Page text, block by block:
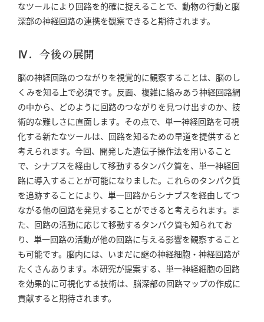
なツールにより回路を的確に捉えることで、動物の行動と脳
深部の神経回路の連携を観察できると期待されます。
Ⅳ．今後の展開
脳の神経回路のつながりを視覚的に観察することは、脳のし
くみを知る上で必須です。反面、複雑に絡みあう神経回路網
の中から、どのように回路のつながりを見つけ出すのか、技
術的な難しさに直面します。その点で、単一神経回路を可視
化する新たなツールは、回路を知るための早道を提供すると
考えられます。今回、開発した遺伝子操作法を用いること
で、シナプスを経由して移動するタンパク質を、単一神経回
路に導入することが可能になりました。これらのタンパク質
を追跡することにより、単一回路からシナプスを経由してつ
ながる他の回路を発見することができると考えられます。ま
た、回路の活動に応じて移動するタンパク質も知られてお
り、単一回路の活動が他の回路に与える影響を観察すること
も可能です。脳内には、いまだに謎の神経細胞・神経回路が
たくさんあります。本研究が提案する、単一神経細胞の回路
を効果的に可視化する技術は、脳深部の回路マップの作成に
貢献すると期待されます。